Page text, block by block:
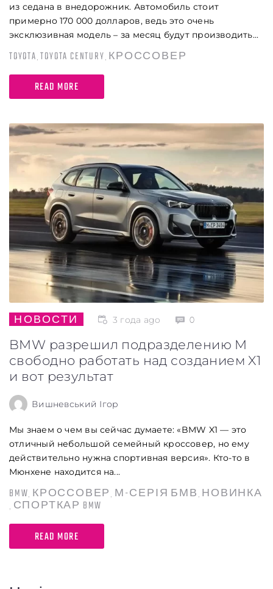
из седана в внедорожник. Автомобиль стоит
примерно 170 000 долларов, ведь это очень
эксклюзивная модель – за месяц будут производить...
TOYOTA ,TOYOTA CENTURY КРОССОВЕР
READ MORE
НОВОСТИ 3 года ago 0
BMW разрешил подразделению M
свободно работать над созданием X1
и вот результат
Вишневський Ігор
Мы знаем о чем вы сейчас думаете: «BMW X1 — это
отличный небольшой семейный кроссовер, но ему
действительно нужна спортивная версия». Кто-то в
Мюнхене находится на...
BMW КРОССОВЕР М-СЕРІЯ БМВ НОВИНКА
СПОРТКАР BMW
READ MORE